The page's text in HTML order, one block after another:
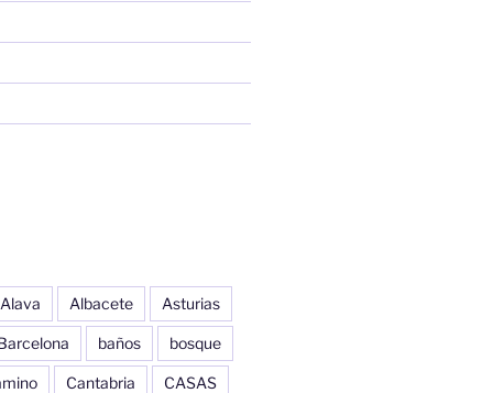
Alava Albacete Asturias
baños bosque
Cantabria CASAS